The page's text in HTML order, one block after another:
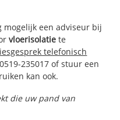
mogelijk een adviseur bij
vloerisolatie te
telefonisch
235017 of stuur een
kan ook.
die uw pand van